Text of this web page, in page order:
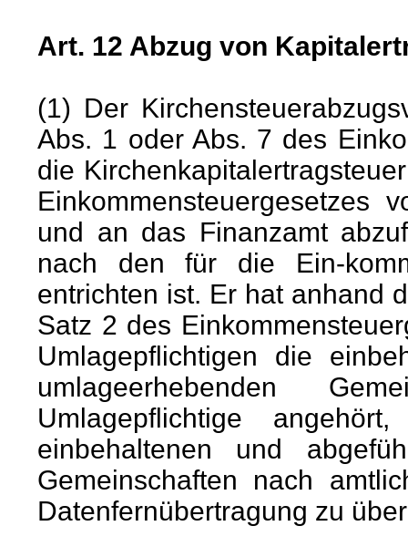
Art. 12 Abzug von
(1) Der
Abs. 1 oder Abs. 7 des
die
Einkommensteuergesetzes
und an das Finanzamt
nach den für die Ein-
entrichten ist. Er hat anhand
Satz 2 des
Umlagepflichtigen die
umlageerhebenden
Umlagepflichtige
einbehaltenen und
Gemeinschaften nach
Datenfernübertragung zu